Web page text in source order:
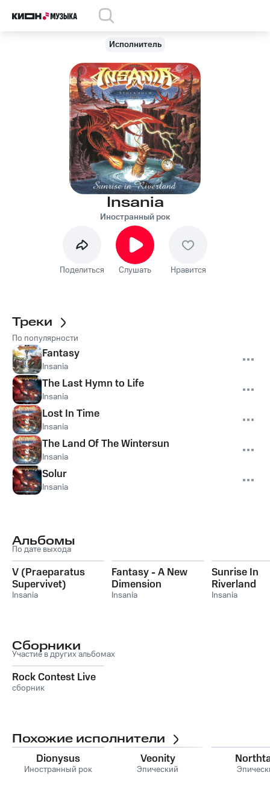
Исполнитель
Insania
Иностранный рок
Поделиться Слушать Нравится
Треки
По популярности
Fantasy
Insania
The Last Hymn to Life
Insania
Lost In Time
Insania
The Land Of The Wintersun
Insania
Solur
Insania
Альбомы
По дате выхода
V (Praeparatus
Supervivet)
Insania
Fantasy - A New
Dimension
Insania
Sunrise In
Riverland
Insania
Сборники
Участие в других альбомах
Rock Contest Live
сборник
Похожие исполнители
Dionysus
Иностранный рок
Veonity
Эпический